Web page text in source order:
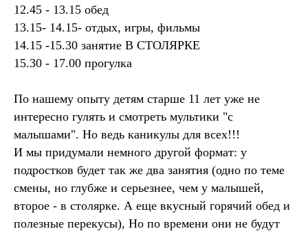
12.45 - 13.15 обед
13.15- 14.15- отдых, игры, фильмы
14.15 -15.30 занятие В СТОЛЯРКЕ
15.30 - 17.00 прогулка
По нашему опыту детям старше 11 лет уже не
интересно гулять и смотреть мультики "с
малышами". Но ведь каникулы для всех!!!
И мы придумали немного другой формат: у
подростков будет так же два занятия (одно по теме
смены, но глубже и серьезнее, чем у малышей,
второе - в столярке. А еще вкусный горячий обед и
полезные перекусы), Но по времени они не будут